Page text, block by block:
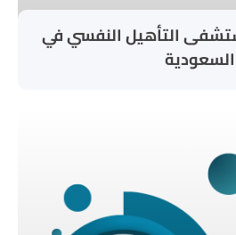
التأهيل النفسي في
السعودية